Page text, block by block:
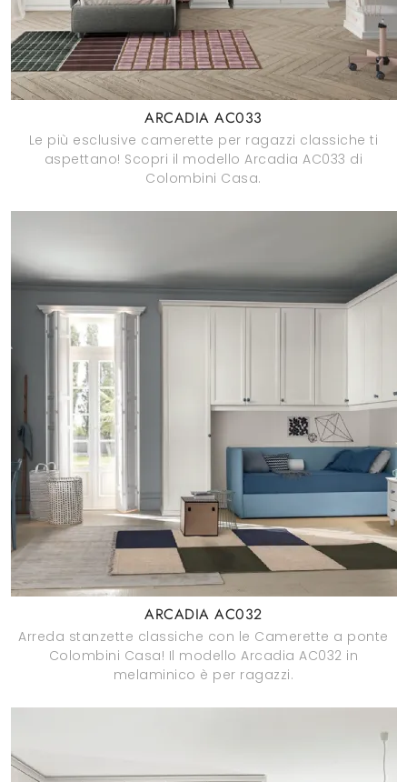
ARCADIA AC033
Le più esclusive camerette per ragazzi classiche ti
aspettano! Scopri il modello Arcadia AC033 di
Colombini Casa.
ARCADIA AC032
Arreda stanzette classiche con le Camerette a ponte
Colombini Casa! Il modello Arcadia AC032 in
melaminico è per ragazzi.